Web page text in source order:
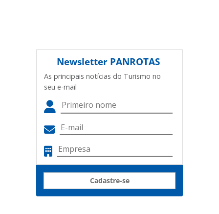
Newsletter PANROTAS
As principais notícias do Turismo no
seu e-mail
Cadastre-se